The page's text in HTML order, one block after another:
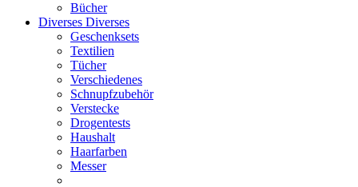
Bücher
Diverses Diverses
Geschenksets
Textilien
Tücher
Verschiedenes
Schnupfzubehör
Verstecke
Drogentests
Haushalt
Haarfarben
Messer